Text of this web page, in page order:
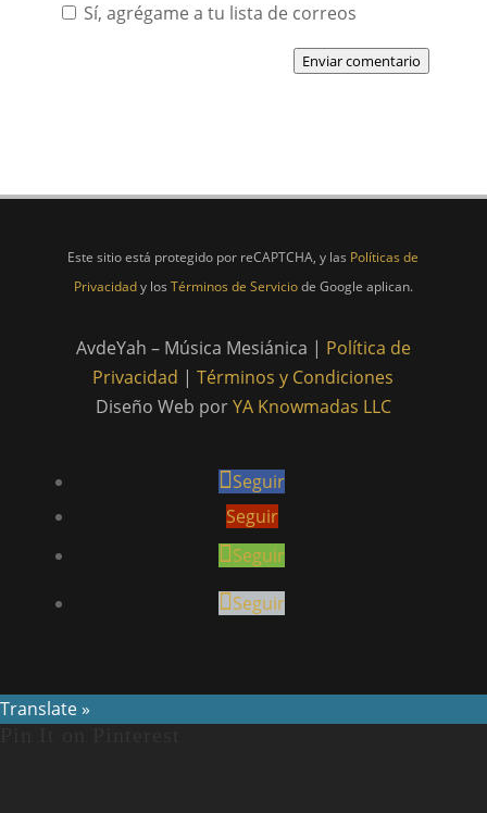
Sí, agrégame a tu lista de correos
Enviar comentario
Este sitio está protegido por reCAPTCHA, y las Políticas de
Privacidady los Términos de Serviciode Google aplican.
AvdeYah – Música Mesiánica | Política de
Privacidad |Términos y Condiciones
Diseño Web porYA Knowmadas LLC
Seguir
Seguir
Seguir
Seguir
Translate »